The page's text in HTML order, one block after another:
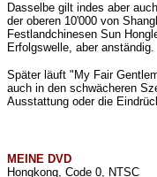
Dasselbe gilt indes aber
der oberen 10'000 von
Festlandchinesen Sun
Erfolgswelle, aber anständig.
Später läuft "My Fair
auch in den schwächeren
Ausstattung oder die
MEINE DVD
Hongkong, Code 0, NTSC